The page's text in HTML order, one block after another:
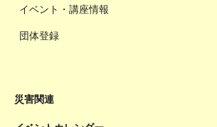
イベント・講座情報
団体登録
災害関連